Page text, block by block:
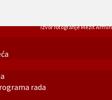
rada
Izvor fotografije Mezit Armin